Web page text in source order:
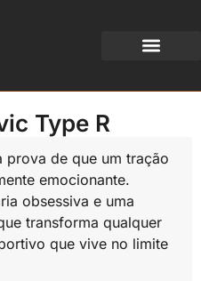
Type R
prova de que um tração
emocionante.
obsessiva e uma
transforma qualquer
que vive no limite